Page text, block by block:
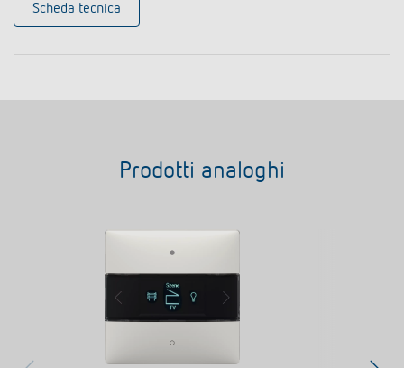
Scheda tecnica
Prodotti analoghi